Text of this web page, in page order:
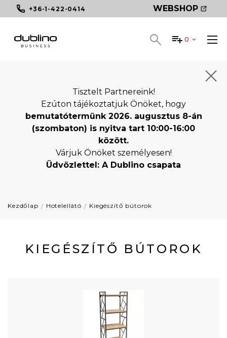
+36-1-422-0414 WEBSHOP
0
Tisztelt Partnereink!
Ezúton tájékoztatjuk Önöket, hogy
bemutatótermünk 2026. augusztus 8-án
(szombaton) is nyitva tart 10:00-16:00
között.
Várjuk Önöket személyesen!
Üdvözlettel: A Dublino csapata
Kezdőlap Hotelellátó Kiegészítő bútorok
KIEGÉSZÍTŐ BÚTOROK